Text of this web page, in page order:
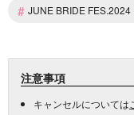
# JUNE BRIDE
注意事項
キャンセルについては